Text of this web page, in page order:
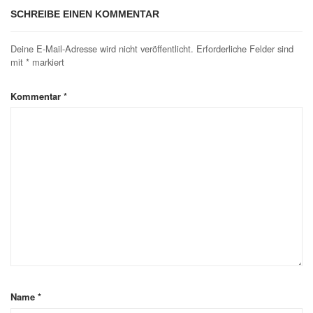
SCHREIBE EINEN KOMMENTAR
Deine E-Mail-Adresse wird nicht veröffentlicht. Erforderliche Felder sind
mit * markiert
Kommentar *
Name *